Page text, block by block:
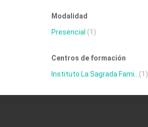
Modalidad
Presencial (1)
Centros de formación
Instituto La Sagrada Fami... (1)